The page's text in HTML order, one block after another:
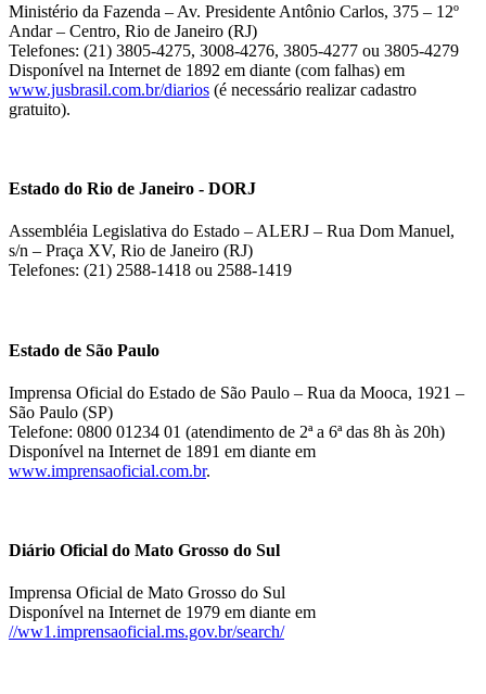
Ministério da Fazenda – Av. Presidente Antônio Carlos, 375 – 12º
Andar – Centro, Rio de Janeiro (RJ)
Telefones: (21) 3805-4275, 3008-4276, 3805-4277 ou 3805-4279
Disponível na Internet de 1892 em diante (com falhas) em
www.jusbrasil.com.br/diarios (é necessário realizar cadastro
gratuito).
Estado do Rio de Janeiro - DORJ
Assembléia Legislativa do Estado – ALERJ – Rua Dom Manuel,
s/n – Praça XV, Rio de Janeiro (RJ)
Telefones: (21) 2588-1418 ou 2588-1419
Estado de São Paulo
Imprensa Oficial do Estado de São Paulo – Rua da Mooca, 1921 –
São Paulo (SP)
Telefone: 0800 01234 01 (atendimento de 2ª a 6ª das 8h às 20h)
Disponível na Internet de 1891 em diante em
www.imprensaoficial.com.br.
Diário Oficial do Mato Grosso do Sul
Imprensa Oficial de Mato Grosso do Sul
Disponível na Internet de 1979 em diante em
//ww1.imprensaoficial.ms.gov.br/search/